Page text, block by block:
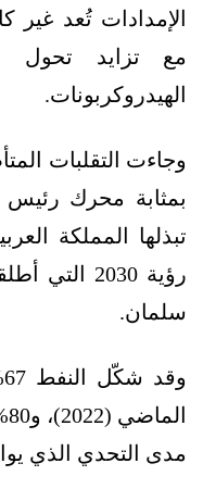
الإمدادات تُعد غير
مع تزايد تحول
الهيدروكربونات.
وجاءت التقلبات
بمثابة محرك رئيس
تبذلها المملكة
رؤية 2030
سلمان.
مدى التحدي الذي